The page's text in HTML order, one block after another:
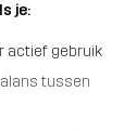
je:
actief gebruik
tussen